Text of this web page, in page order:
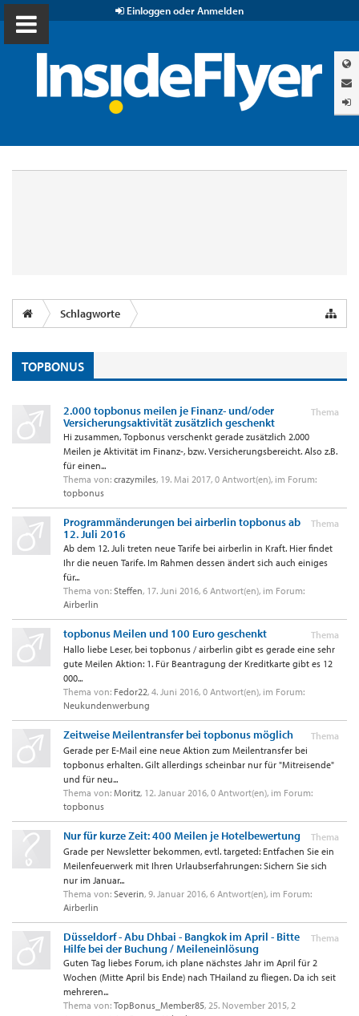
Einloggen oder Anmelden
Schlagworte
TOPBONUS
Thema
2.000 topbonus meilen je Finanz- und/oder
Versicherungsaktivität zusätzlich geschenkt
Hi zusammen, Topbonus verschenkt gerade zusätzlich 2.000
Meilen je Aktivität im Finanz-, bzw. Versicherungsbereicht. Also z.B.
für einen...
Thema von: crazymiles, 19. Mai 2017, 0 Antwort(en), im Forum:
topbonus
Thema
Programmänderungen bei airberlin topbonus ab
12. Juli 2016
Ab dem 12. Juli treten neue Tarife bei airberlin in Kraft. Hier findet
Ihr die neuen Tarife. Im Rahmen dessen ändert sich auch einiges
für...
Thema von: Steffen, 17. Juni 2016, 6 Antwort(en), im Forum:
Airberlin
Thema
topbonus Meilen und 100 Euro geschenkt
Hallo liebe Leser, bei topbonus / airberlin gibt es gerade eine sehr
gute Meilen Aktion: 1. Für Beantragung der Kreditkarte gibt es 12
000...
Thema von: Fedor22, 4. Juni 2016, 0 Antwort(en), im Forum:
Neukundenwerbung
Thema
Zeitweise Meilentransfer bei topbonus möglich
Gerade per E-Mail eine neue Aktion zum Meilentransfer bei
topbonus erhalten. Gilt allerdings scheinbar nur für "Mitreisende"
und für neu...
Thema von: Moritz, 12. Januar 2016, 0 Antwort(en), im Forum:
topbonus
Thema
Grade per Newsletter bekommen, evtl. targeted: Entfachen Sie ein
Meilenfeuerwerk mit Ihren Urlaubserfahrungen: Sichern Sie sich
nur im Januar...
Thema von: Severin, 9. Januar 2016, 6 Antwort(en), im Forum:
Airberlin
Thema
Düsseldorf - Abu Dhbai - Bangkok im April - Bitte
Hilfe bei der Buchung / Meileneinlösung
Guten Tag liebes Forum, ich plane nächstes Jahr im April für 2
Wochen (Mitte April bis Ende) nach THailand zu fliegen. Da ich seit
mehreren...
Thema von: TopBonus_Member85, 25. November 2015, 2